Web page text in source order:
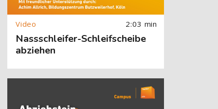
2:03 min
Nassschleifer-Schleifscheibe
abziehen
[Cocoon] About (Text with Image) überspringen